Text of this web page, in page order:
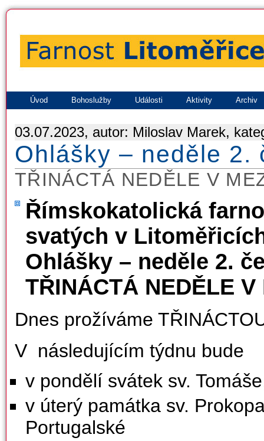
Úvod Bohoslužby Události Aktivity Archiv
03.07.2023, autor: Miloslav Marek,
Ohlášky – neděle 2.
TŘINÁCTÁ NEDĚLE V
Římskokatolická
svatých v
Ohlášky – neděle 2.
TŘINÁCTÁ NEDĚLE V
Dnes prožíváme
V následujícím týdnu bude
v pondělí svátek sv.
v úterý památka sv.
Portugalské